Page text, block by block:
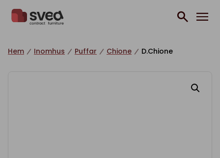
Hem Inomhus Puffar Chione D.Chione